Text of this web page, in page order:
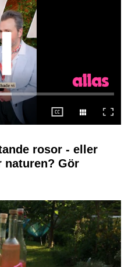
rosor - eller
Gör